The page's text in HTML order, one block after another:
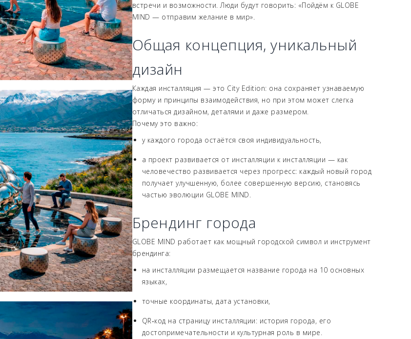
встречи и возможности. Люди будут говорить: «Пойдём к GLOBE
MIND — отправим желание в мир».
Общая концепция, уникальный
дизайн
Каждая инсталляция — это City Edition: она сохраняет узнаваемую
форму и принципы взаимодействия, но при этом может слегка
отличаться дизайном, деталями и даже размером.
Почему это важно:
у каждого города остаётся своя индивидуальность,
а проект развивается от инсталляции к инсталляции — как
человечество развивается через прогресс: каждый новый город
получает улучшенную, более совершенную версию, становясь
частью эволюции GLOBE MIND.
Брендинг города
GLOBE MIND работает как мощный городской символ и инструмент
брендинга:
на инсталляции размещается название города на 10 основных
языках,
точные координаты, дата установки,
QR‑код на страницу инсталляции: история города, его
достопримечательности и культурная роль в мире.